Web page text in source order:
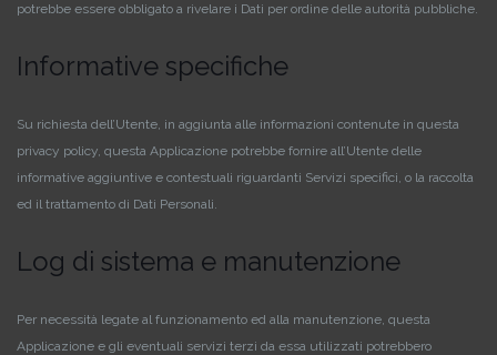
potrebbe essere obbligato a rivelare i Dati per ordine delle autorità pubbliche.
Informative specifiche
Su richiesta dell’Utente, in aggiunta alle informazioni contenute in questa
privacy policy, questa Applicazione potrebbe fornire all’Utente delle
informative aggiuntive e contestuali riguardanti Servizi specifici, o la raccolta
ed il trattamento di Dati Personali.
Log di sistema e manutenzione
Per necessità legate al funzionamento ed alla manutenzione, questa
Applicazione e gli eventuali servizi terzi da essa utilizzati potrebbero